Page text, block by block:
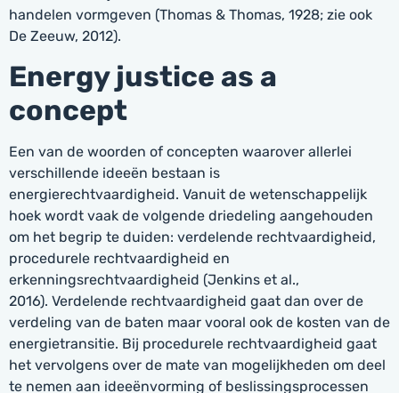
handelen vormgeven (Thomas & Thomas, 1928; zie ook
De Zeeuw, 2012).
Energy justice as a
concept
Een van de woorden of concepten waarover allerlei
verschillende ideeën bestaan is
energierechtvaardigheid. Vanuit de wetenschappelijk
hoek wordt vaak de volgende driedeling aangehouden
om het begrip te duiden: verdelende rechtvaardigheid,
procedurele rechtvaardigheid en
erkenningsrechtvaardigheid (Jenkins et al.,
2016). Verdelende rechtvaardigheid gaat dan over de
verdeling van de baten maar vooral ook de kosten van de
energietransitie. Bij procedurele rechtvaardigheid gaat
het vervolgens over de mate van mogelijkheden om deel
te nemen aan ideeënvorming of beslissingsprocessen